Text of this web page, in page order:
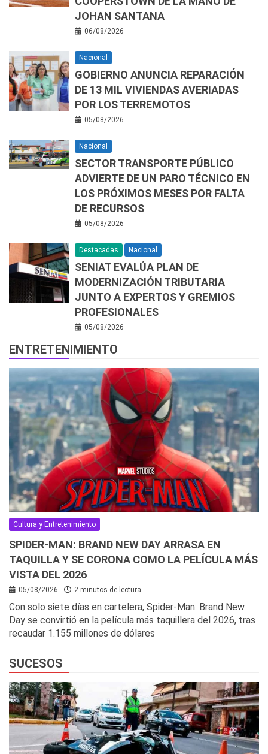
JOHAN SANTANA
06/08/2026
Nacional
GOBIERNO ANUNCIA REPARACIÓN
DE 13 MIL VIVIENDAS AVERIADAS
POR LOS TERREMOTOS
05/08/2026
Nacional
SECTOR TRANSPORTE PÚBLICO
ADVIERTE DE UN PARO TÉCNICO EN
LOS PRÓXIMOS MESES POR FALTA
DE RECURSOS
05/08/2026
Destacadas Nacional
SENIAT EVALÚA PLAN DE
MODERNIZACIÓN TRIBUTARIA
JUNTO A EXPERTOS Y GREMIOS
PROFESIONALES
05/08/2026
ENTRETENIMIENTO
Cultura y Entretenimiento
SPIDER-MAN: BRAND NEW DAY ARRASA EN
TAQUILLA Y SE CORONA COMO LA PELÍCULA MÁS
VISTA DEL 2026
05/08/2026 2 minutos de lectura
Con solo siete días en cartelera, Spider-Man: Brand New
Day se convirtió en la película más taquillera del 2026, tras
recaudar 1.155 millones de dólares
SUCESOS